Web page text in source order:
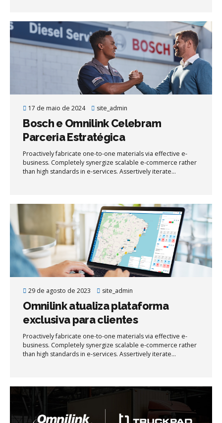
17 de maio de 2024 site_admin
Bosch e Omnilink Celebram
Parceria Estratégica
Proactively fabricate one-to-one materials via effective e-
business. Completely synergize scalable e-commerce rather
than high standards in e-services. Assertively iterate
29 de agosto de 2023 site_admin
Omnilink atualiza plataforma
exclusiva para clientes
Proactively fabricate one-to-one materials via effective e-
business. Completely synergize scalable e-commerce rather
than high standards in e-services. Assertively iterate